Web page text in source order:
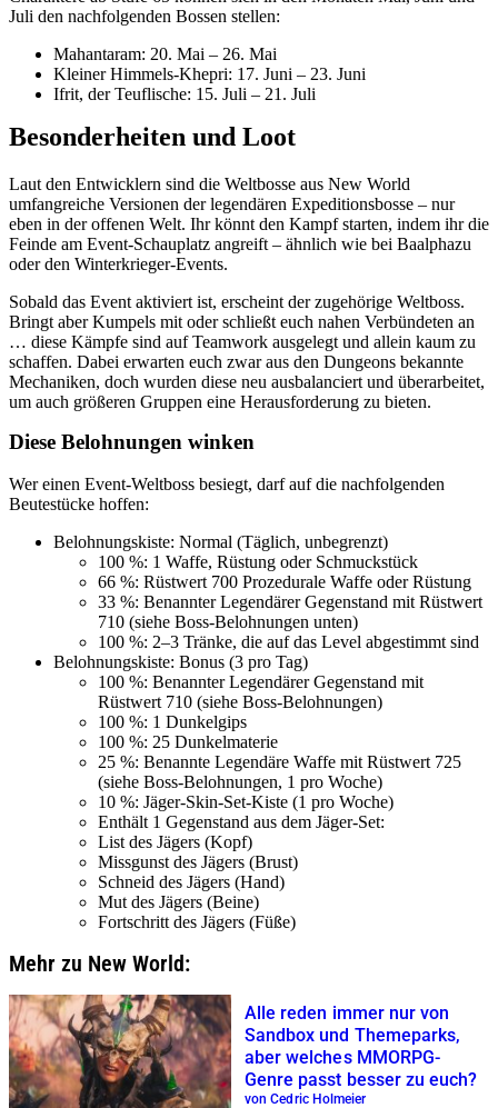
Juli den nachfolgenden Bossen stellen:
Mahantaram: 20. Mai – 26. Mai
Kleiner Himmels-Khepri: 17. Juni – 23. Juni
Ifrit, der Teuflische: 15. Juli – 21. Juli
Besonderheiten und Loot
Laut den Entwicklern sind die Weltbosse aus New World
umfangreiche Versionen der legendären Expeditionsbosse – nur
eben in der offenen Welt. Ihr könnt den Kampf starten, indem ihr die
Feinde am Event-Schauplatz angreift – ähnlich wie bei Baalphazu
oder den Winterkrieger-Events.
Sobald das Event aktiviert ist, erscheint der zugehörige Weltboss.
Bringt aber Kumpels mit oder schließt euch nahen Verbündeten an
… diese Kämpfe sind auf Teamwork ausgelegt und allein kaum zu
schaffen. Dabei erwarten euch zwar aus den Dungeons bekannte
Mechaniken, doch wurden diese neu ausbalanciert und überarbeitet,
um auch größeren Gruppen eine Herausforderung zu bieten.
Diese Belohnungen winken
Wer einen Event-Weltboss besiegt, darf auf die nachfolgenden
Beutestücke hoffen:
Belohnungskiste: Normal (Täglich, unbegrenzt)
100 %: 1 Waffe, Rüstung oder Schmuckstück
66 %: Rüstwert 700 Prozedurale Waffe oder Rüstung
33 %: Benannter Legendärer Gegenstand mit Rüstwert
710 (siehe Boss-Belohnungen unten)
100 %: 2–3 Tränke, die auf das Level abgestimmt sind
Belohnungskiste: Bonus (3 pro Tag)
100 %: Benannter Legendärer Gegenstand mit
Rüstwert 710 (siehe Boss-Belohnungen)
100 %: 1 Dunkelgips
100 %: 25 Dunkelmaterie
25 %: Benannte Legendäre Waffe mit Rüstwert 725
(siehe Boss-Belohnungen, 1 pro Woche)
10 %: Jäger-Skin-Set-Kiste (1 pro Woche)
Enthält 1 Gegenstand aus dem Jäger-Set:
List des Jägers (Kopf)
Missgunst des Jägers (Brust)
Schneid des Jägers (Hand)
Mut des Jägers (Beine)
Fortschritt des Jägers (Füße)
Mehr zu New World:
Alle reden immer nur von
Sandbox und Themeparks,
aber welches MMORPG-
Genre passt besser zu euch?
von Cedric Holmeier